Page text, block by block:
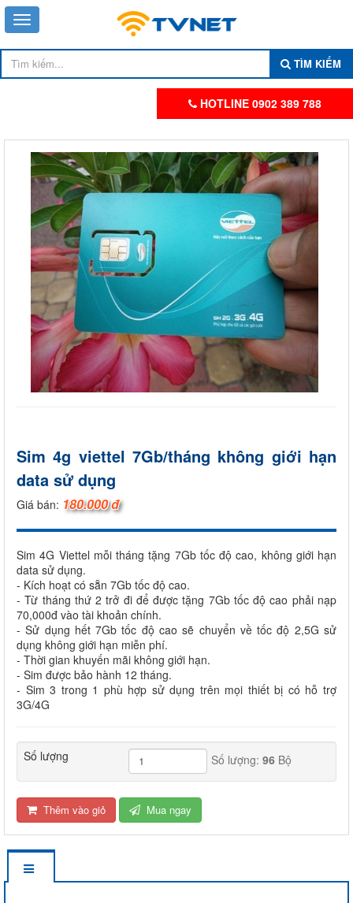
TÌM KIẾM
HOTLINE 0902 389 788
Sim 4g viettel 7Gb/tháng không giới hạn
data sử dụng
Giá bán: 180.000 đ
Sim 4G Viettel mỗi tháng tặng 7Gb tốc độ cao, không giới hạn
data sử dụng.
- Kích hoạt có sẵn 7Gb tốc độ cao.
- Từ tháng thứ 2 trở đi để được tặng 7Gb tốc độ cao phải nạp
70,000đ vào tài khoản chính.
- Sử dụng hết 7Gb tốc độ cao sẽ chuyển về tốc độ 2,5G sử
dụng không giới hạn miễn phí.
- Thời gian khuyến mãi không giới hạn.
- Sim được bảo hành 12 tháng.
- Sim 3 trong 1 phù hợp sử dụng trên mọi thiết bị có hỗ trợ
3G/4G
Số lượng Số lượng: 96Bộ
Thêm vào giỏ Mua ngay